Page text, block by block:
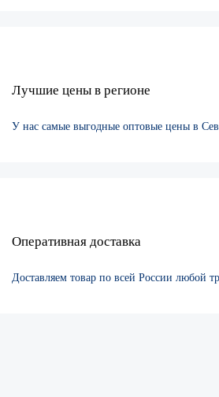
Лучшие цены в регионе
У нас самые выгодные оптовые цены в
Оперативная доставка
Доставляем товар по всей России любой